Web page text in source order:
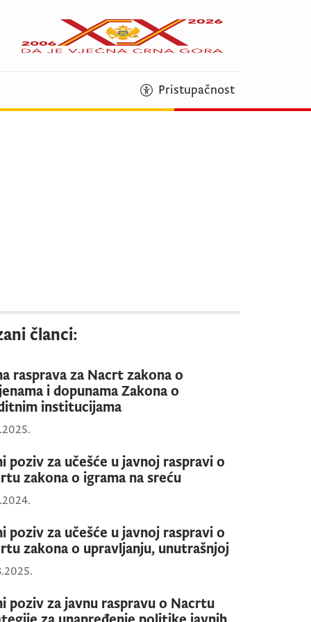
Pristupačnost
članci:
rasprava za Nacrt zakona o
i dopunama Zakona o
institucijama
poziv za učešće u javnoj raspravi o
zakona o igrama na sreću
poziv za učešće u javnoj raspravi o
zakona o upravljanju, unutrašnjoj
poziv za javnu raspravu o Nacrtu